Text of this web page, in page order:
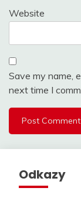
Website
Save my name,
next time I
Odkazy